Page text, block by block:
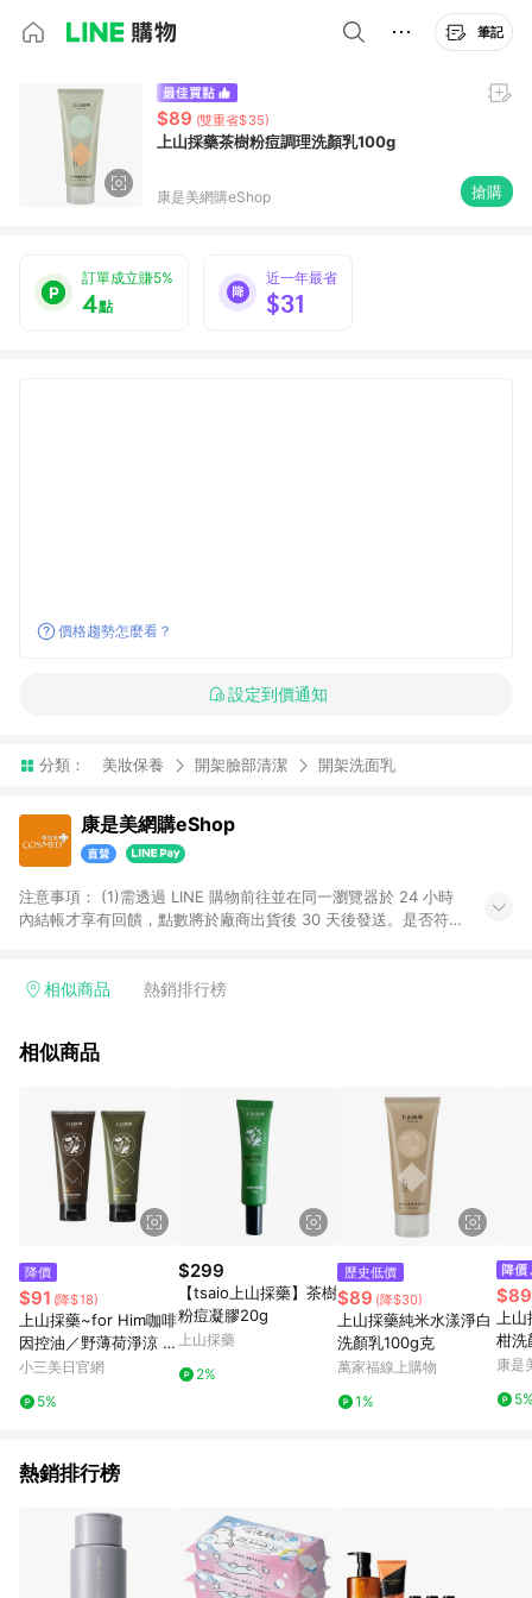
筆記
$89 (雙重省$35)
上山採藥茶樹粉痘調理洗顏乳100g
康是美網購eShop 搶購
訂單成立賺5%
4點
近一年最省
$31
價格趨勢怎麼看？
設定到價通知
分類： 美妝保養 開架臉部清潔 開架洗面乳
康是美網購eShop
注意事項：​ (1)需透過 LINE 購物前往並在同一瀏覽器於 24 小時
內結帳才享有回饋，點數將於廠商出貨後 30 天後發送。​是否符
黃金鑽飾/精品相關/3C數位(含周邊)/家電視聽/運動戶外/母嬰用
饋%」，將於訂單成立後由「LINE購物通知」之官方帳號訊息通
依LINE購物網站訂單成立通知為準。​​ (5)LINE購物設有「單一商
品最高回饋點數」機制 (部分時段開放「回饋無上限」)，以同一
訂單中同一商品不論件數計算，請依訂單成立當下LINE購物的回
饋機制為準。
相似商品 熱銷排行榜
相似商品
降價
$91 (降$18)
上山採藥~for Him咖啡
因控油／野薄荷淨涼 洗
顏乳(100g) 款式可選
小三美日官網
5%
$299
【tsaio上山採藥】茶樹
粉痘凝膠20g
上山採藥
2%
歷史低價
$89 (降$30)
上山採藥純米水漾淨白
洗顏乳100g克
萬家福線上購物
1%
$89
上
柑洗
康是
熱銷排行榜